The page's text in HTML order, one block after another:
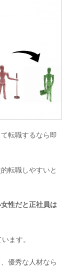
転職するなら即
転職しやすいと
性だと正社員は
ます。
優秀な人材なら